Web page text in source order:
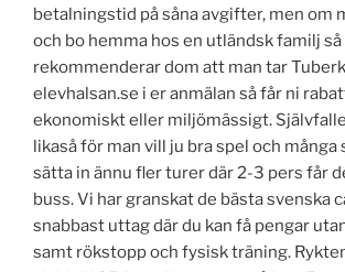
betalningstid på såna avgifter, men om
och bo hemma hos en utländsk familj så
rekommenderar dom att man tar
elevhalsan.se i er anmälan så får ni
ekonomiskt eller miljömässigt.
likaså för man vill ju bra spel och många
sätta in ännu fler turer där 2-3 pers får
buss. Vi har granskat de bästa svenska
snabbast uttag där du kan få pengar
samt rökstopp och fysisk träning.